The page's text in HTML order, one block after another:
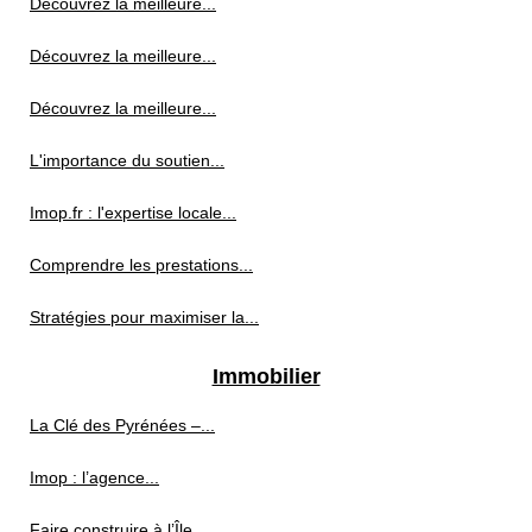
Découvrez la meilleure...
Découvrez la meilleure...
L'importance du soutien...
Imop.fr : l'expertise locale...
Comprendre les prestations...
Stratégies pour maximiser la...
Immobilier
La Clé des Pyrénées –...
Imop : l’agence...